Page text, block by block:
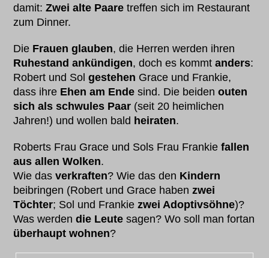
damit:Zwei alte Paare treffen sich im Restaurant
zum Dinner.
Die Frauen glauben, die Herren werden ihren
Ruhestand ankündigen, doch es kommtanders:
Robert und Solgestehen Grace und Frankie,
dass ihre Ehen am Ende sind. Die beidenouten
sich als schwules Paar (seit 20 heimlichen
Jahren!) und wollen bald heiraten.
Roberts Frau Grace und Sols Frau Frankiefallen
aus allen Wolken.
Wie dasverkraften? Wie das den Kindern
beibringen (Robert und Grace habenzwei
Töchter; Sol und Frankiezwei Adoptivsöhne)?
Was werdendie Leute sagen? Wo soll man fortan
überhaupt wohnen?